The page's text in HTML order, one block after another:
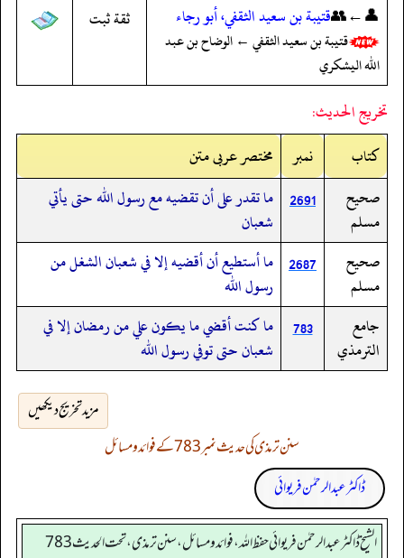
👤←👥قتيبة بن سعيد الثقفي، أبو رجاء
قتيبة بن سعيد الثقفي ← الوضاح بن عبد
الله اليشكري
ثقة ثبت
تخريج الحديث:
کتاب
نمبر
مختصر عربی متن
صحيح
مسلم
2691 ما تقدر على أن تقضيه مع رسول الله حتى يأتي
شعبان
صحيح
مسلم
2687 ما أستطيع أن أقضيه إلا في شعبان الشغل من
رسول الله
جامع
الترمذي
783
ما كنت أقضي ما يكون علي من رمضان إلا في
شعبان حتى توفي رسول الله
مزید تخریج دیکھیں
سنن ترمذی کی حدیث نمبر 783 کے فوائد و مسائل
ڈاکٹر عبدالرحمٰن فریوائی
الشیخ ڈاکٹر عبد الرحمٰن فریوائی حفظ اللہ، فوائد و مسائل، سنن ترمذی، تحت الحديث 783